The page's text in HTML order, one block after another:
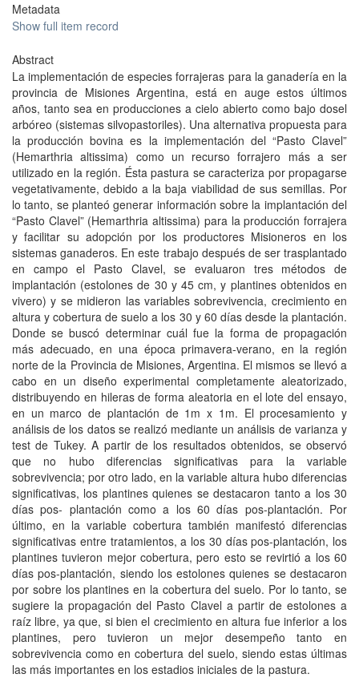
Metadata
Show full item record
Abstract
La implementación de especies forrajeras para la ganadería en la
provincia de Misiones Argentina, está en auge estos últimos
años, tanto sea en producciones a cielo abierto como bajo dosel
arbóreo (sistemas silvopastoriles). Una alternativa propuesta para
la producción bovina es la implementación del “Pasto Clavel”
(Hemarthria altissima) como un recurso forrajero más a ser
utilizado en la región. Ésta pastura se caracteriza por propagarse
vegetativamente, debido a la baja viabilidad de sus semillas. Por
lo tanto, se planteó generar información sobre la implantación del
“Pasto Clavel” (Hemarthria altissima) para la producción forrajera
y facilitar su adopción por los productores Misioneros en los
sistemas ganaderos. En este trabajo después de ser trasplantado
en campo el Pasto Clavel, se evaluaron tres métodos de
implantación (estolones de 30 y 45 cm, y plantines obtenidos en
vivero) y se midieron las variables sobrevivencia, crecimiento en
altura y cobertura de suelo a los 30 y 60 días desde la plantación.
Donde se buscó determinar cuál fue la forma de propagación
más adecuado, en una época primavera-verano, en la región
norte de la Provincia de Misiones, Argentina. El mismos se llevó a
cabo en un diseño experimental completamente aleatorizado,
distribuyendo en hileras de forma aleatoria en el lote del ensayo,
en un marco de plantación de 1m x 1m. El procesamiento y
análisis de los datos se realizó mediante un análisis de varianza y
test de Tukey. A partir de los resultados obtenidos, se observó
que no hubo diferencias significativas para la variable
sobrevivencia; por otro lado, en la variable altura hubo diferencias
significativas, los plantines quienes se destacaron tanto a los 30
días pos- plantación como a los 60 días pos-plantación. Por
último, en la variable cobertura también manifestó diferencias
significativas entre tratamientos, a los 30 días pos-plantación, los
plantines tuvieron mejor cobertura, pero esto se revirtió a los 60
días pos-plantación, siendo los estolones quienes se destacaron
por sobre los plantines en la cobertura del suelo. Por lo tanto, se
sugiere la propagación del Pasto Clavel a partir de estolones a
raíz libre, ya que, si bien el crecimiento en altura fue inferior a los
plantines, pero tuvieron un mejor desempeño tanto en
sobrevivencia como en cobertura del suelo, siendo estas últimas
las más importantes en los estadios iniciales de la pastura.